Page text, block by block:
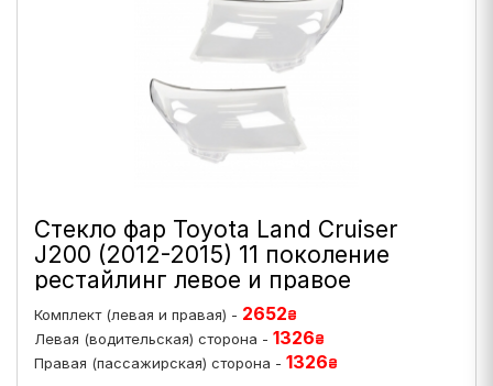
Стекло фар Toyota Land Cruiser
J200 (2012-2015) 11 поколение
рестайлинг левое и правое
Комплект (левая и правая) - 2652₴
Левая (водительская) сторона - 1326₴
Правая (пассажирская) сторона - 1326₴